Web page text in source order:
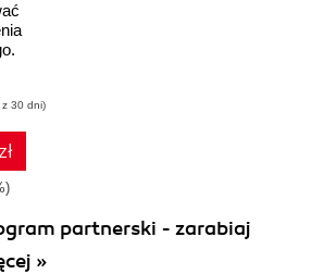
z 30 dni)
partnerski - zarabiaj
»